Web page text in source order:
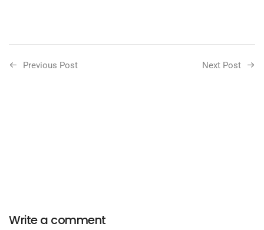
Previous Post Next Post
Write a comment